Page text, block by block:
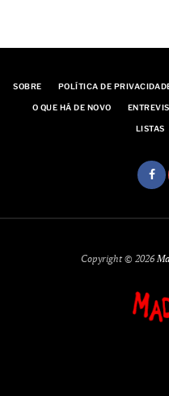
SOBRE POLÍTICA DE
O QUE HÁ DE NOVO
LISTAS
Copyright © 2026